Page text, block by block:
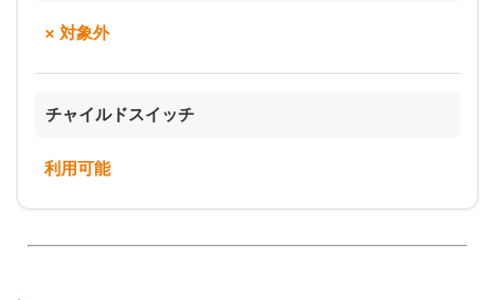
× 対象外
チャイルドスイッチ
利用可能